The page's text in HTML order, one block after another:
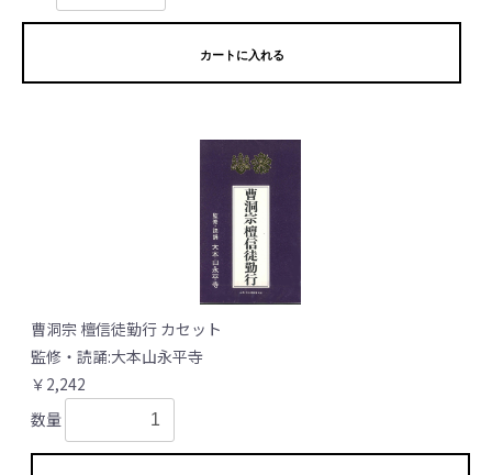
カートに入れる
曹洞宗 檀信徒勤行 カセット
監修・読誦:大本山永平寺
￥2,242
数量